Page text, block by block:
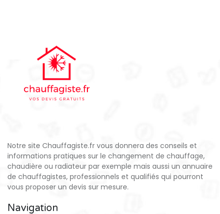
Notre site Chauffagiste.fr vous donnera des conseils et
informations pratiques sur le changement de chauffage,
chaudière ou radiateur par exemple mais aussi un annuaire
de chauffagistes, professionnels et qualifiés qui pourront
vous proposer un devis sur mesure.
Navigation